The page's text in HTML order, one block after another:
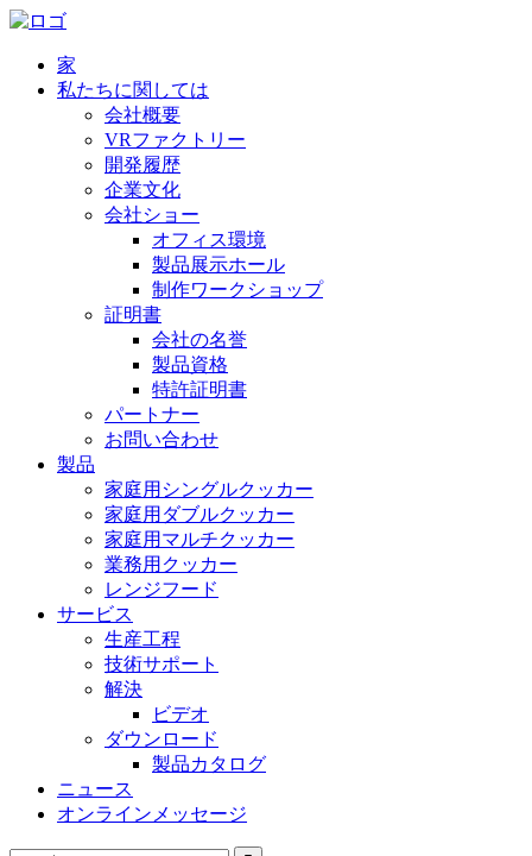
家
私たちに関しては
会社概要
VRファクトリー
開発履歴
企業文化
会社ショー
オフィス環境
製品展示ホール
制作ワークショップ
証明書
会社の名誉
製品資格
特許証明書
パートナー
お問い合わせ
製品
家庭用シングルクッカー
家庭用ダブルクッカー
家庭用マルチクッカー
業務用クッカー
レンジフード
サービス
生産工程
技術サポート
解決
ビデオ
ダウンロード
製品カタログ
ニュース
オンラインメッセージ